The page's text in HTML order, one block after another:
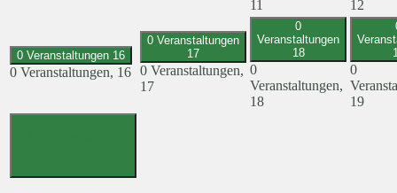
11
12
0 Veranstaltungen 16
0 Veranstaltungen, 16
0 Veranstaltungen
17
0 Veranstaltungen,
17
0
Veranstaltungen
18
0
Veranstaltungen,
18
0
19